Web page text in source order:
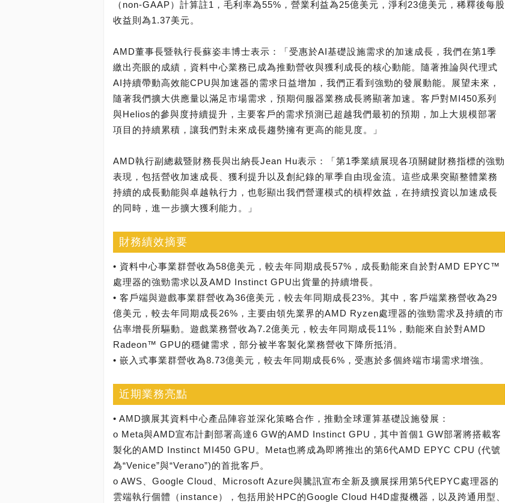
（non-GAAP）計算註1，毛利率為55%，營業利益為25億美元，淨利23億美元，稀釋後每股
收益則為1.37美元。
AMD董事長暨執行長蘇姿丰博士表示：「受惠於AI基礎設施需求的加速成長，我們在第1季
繳出亮眼的成績，資料中心業務已成為推動營收與獲利成長的核心動能。隨著推論與代理式
AI持續帶動高效能CPU與加速器的需求日益增加，我們正看到強勁的發展動能。展望未來，
隨著我們擴大供應量以滿足市場需求，預期伺服器業務成長將顯著加速。客戶對MI450系列
與Helios的參與度持續提升，主要客戶的需求預測已超越我們最初的預期，加上大規模部署
項目的持續累積，讓我們對未來成長趨勢擁有更高的能見度。」
AMD執行副總裁暨財務長與出納長Jean Hu表示：「第1季業績展現各項關鍵財務指標的強勁
表現，包括營收加速成長、獲利提升以及創紀錄的單季自由現金流。這些成果突顯整體業務
持續的成長動能與卓越執行力，也彰顯出我們營運模式的槓桿效益，在持續投資以加速成長
的同時，進一步擴大獲利能力。」
財務績效摘要
• 資料中心事業群營收為58億美元，較去年同期成長57%，成長動能來自於對AMD EPYC™
處理器的強勁需求以及AMD Instinct GPU出貨量的持續增長。
• 客戶端與遊戲事業群營收為36億美元，較去年同期成長23%。其中，客戶端業務營收為29
億美元，較去年同期成長26%，主要由領先業界的AMD Ryzen處理器的強勁需求及持續的市
佔率增長所驅動。遊戲業務營收為7.2億美元，較去年同期成長11%，動能來自於對AMD
Radeon™ GPU的穩健需求，部分被半客製化業務營收下降所抵消。
• 嵌入式事業群營收為8.73億美元，較去年同期成長6%，受惠於多個終端市場需求增強。
近期業務亮點
• AMD擴展其資料中心產品陣容並深化策略合作，推動全球運算基礎設施發展：
o Meta與AMD宣布計劃部署高達6 GW的AMD Instinct GPU，其中首個1 GW部署將搭載客
製化的AMD Instinct MI450 GPU。Meta也將成為即將推出的第6代AMD EPYC CPU (代號
為“Venice”與“Verano”)的首批客戶。
o AWS、Google Cloud、Microsoft Azure與騰訊宣布全新及擴展採用第5代EPYC處理器的
雲端執行個體（instance），包括用於HPC的Google Cloud H4D虛擬機器，以及跨通用型、